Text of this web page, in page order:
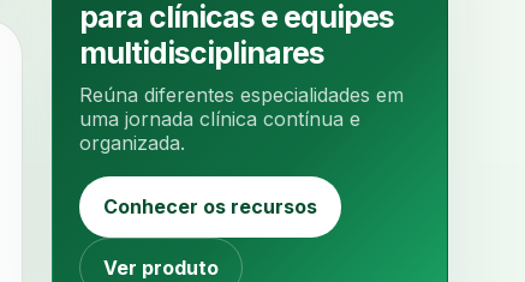
analgesia analgesia digital
analise 3d
analise elementos finitos
analise facial
analise mastigacao anamnese
anamnese estruturada
para clínicas e equipes
multidisciplinares
Reúna diferentes especialidades em
uma jornada clínica contínua e
organizada.
Conhecer os recursos
Ver produto